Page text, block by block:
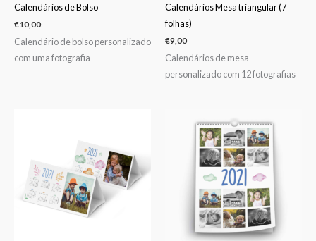
Calendários de Bolso
€10,00
Calendário de bolso personalizado
com uma fotografia
Calendários Mesa triangular (7
folhas)
€9,00
Calendários de mesa
personalizado com 12 fotografias